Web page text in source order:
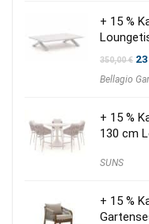
+ 15 %
350,00€
Bellagio
+ 15 %
130 cm
SUNS
+ 15 %